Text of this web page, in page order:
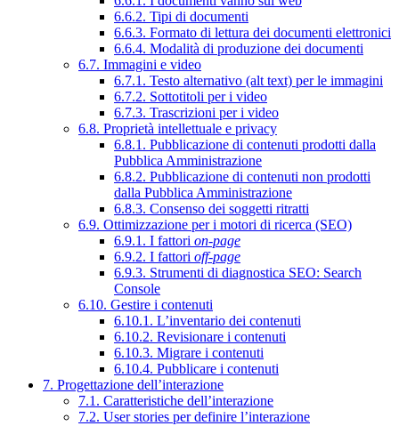
6.6.2. Tipi di documenti
6.6.3. Formato di lettura dei documenti elettronici
6.6.4. Modalità di produzione dei documenti
6.7. Immagini e video
6.7.1. Testo alternativo (alt text) per le immagini
6.7.2. Sottotitoli per i video
6.7.3. Trascrizioni per i video
6.8. Proprietà intellettuale e privacy
6.8.1. Pubblicazione di contenuti prodotti dalla
Pubblica Amministrazione
6.8.2. Pubblicazione di contenuti non prodotti
dalla Pubblica Amministrazione
6.8.3. Consenso dei soggetti ritratti
6.9. Ottimizzazione per i motori di ricerca (SEO)
6.9.1. I fattori on-page
6.9.2. I fattori off-page
6.9.3. Strumenti di diagnostica SEO: Search
Console
6.10. Gestire i contenuti
6.10.1. L’inventario dei contenuti
6.10.2. Revisionare i contenuti
6.10.3. Migrare i contenuti
6.10.4. Pubblicare i contenuti
7. Progettazione dell’interazione
7.1. Caratteristiche dell’interazione
7.2. User stories per definire l’interazione